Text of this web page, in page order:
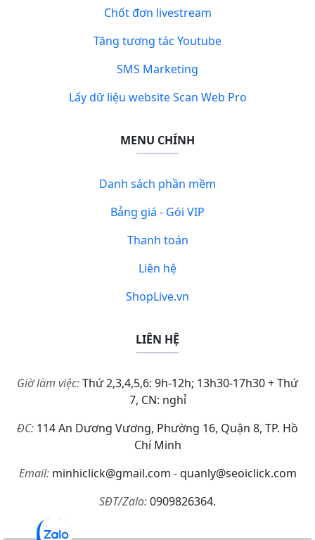
Chốt đơn livestream
Tăng tương tác Youtube
SMS Marketing
Lấy dữ liệu website Scan Web Pro
MENU CHÍNH
Danh sách phần mềm
Bảng giá - Gói VIP
Thanh toán
Liên hệ
ShopLive.vn
LIÊN HỆ
Giờ làm việc:Thứ 2,3,4,5,6: 9h-12h; 13h30-17h30 + Thứ
7, CN: nghỉ
ĐC: 114 An Dương Vương, Phường 16, Quận 8, TP. Hồ
Chí Minh
Email:minhiclick@gmail.com - quanly@seoiclick.com
SĐT/Zalo:0909826364.